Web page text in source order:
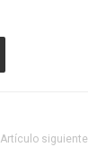
Artículo siguiente